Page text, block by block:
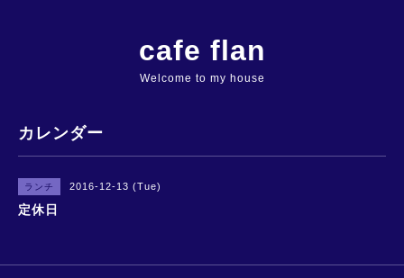
cafe flan
Welcome to my house
カレンダー
ランチ 2016-12-13 (Tue)
定休日